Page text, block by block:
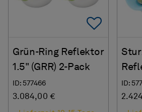
Add
Grün-Ring Reflektor
1.5" (GRR) 2-Pack
ID: 577466
3.084,00 €
ID: